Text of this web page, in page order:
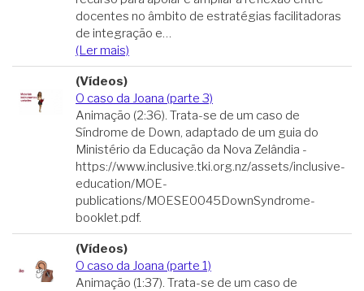
docentes no âmbito de estratégias facilitadoras
de integração e…
(Ler mais)
(Vídeos)
O caso da Joana (parte 3)
Animação (2:36). Trata-se de um caso de
Síndrome de Down, adaptado de um guia do
Ministério da Educação da Nova Zelândia -
https://www.inclusive.tki.org.nz/assets/inclusive-
education/MOE-
publications/MOESE0045DownSyndrome-
booklet.pdf.
(Vídeos)
O caso da Joana (parte 1)
Animação (1:37). Trata-se de um caso de